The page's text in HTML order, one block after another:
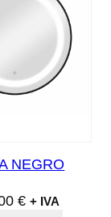
NEGRO
€ + IVA